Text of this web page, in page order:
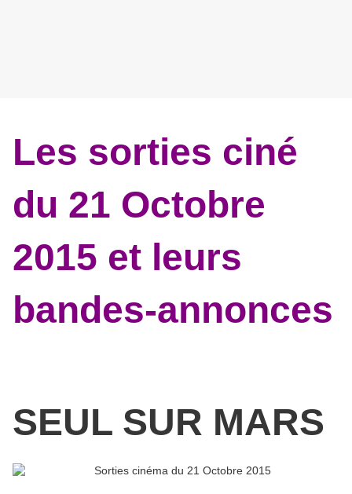
Les sorties ciné
du 21 Octobre
2015 et leurs
bandes-annonces
SEUL SUR MARS